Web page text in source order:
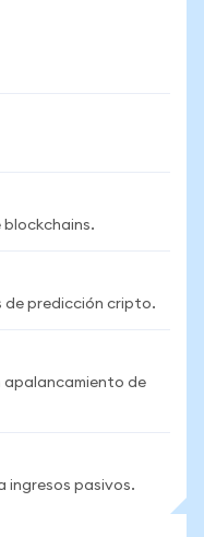
blockchains.
de predicción cripto.
apalancamiento de
ingresos pasivos.